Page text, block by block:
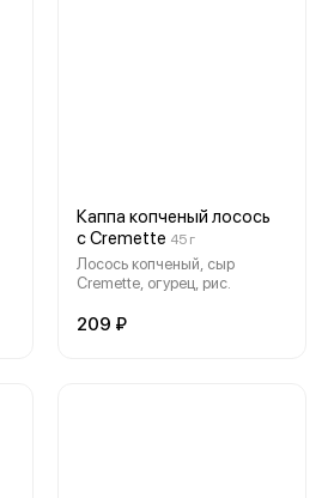
Каппа копченый лосось
с Cremette 45 г
Лосось копченый, сыр
Cremette, огурец, рис.
209 ₽